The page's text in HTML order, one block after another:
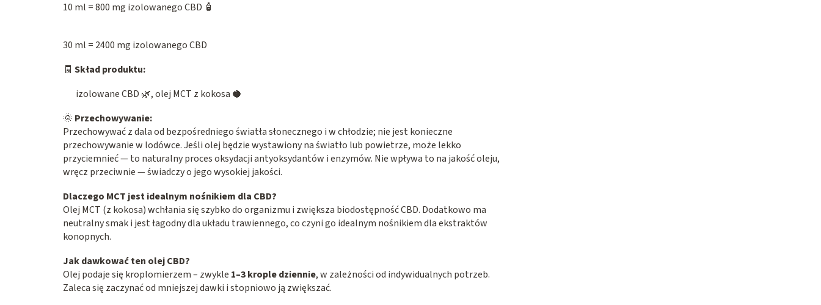
10 ml = 800 mg izolowanego CBD 🧴
30 ml = 2400 mg izolowanego CBD
🧾 Skład produktu:
izolowane CBD 🌿, olej MCT z kokosa 🥥
🌞 Przechowywanie:
Przechowywać z dala od bezpośredniego światła słonecznego i w chłodzie; nie jest konieczne
przechowywanie w lodówce. Jeśli olej będzie wystawiony na światło lub powietrze, może lekko
przyciemnieć — to naturalny proces oksydacji antyoksydantów i enzymów. Nie wpływa to na jakość oleju,
wręcz przeciwnie — świadczy o jego wysokiej jakości.
Dlaczego MCT jest idealnym nośnikiem dla CBD?
Olej MCT (z kokosa) wchłania się szybko do organizmu i zwiększa biodostępność CBD. Dodatkowo ma
neutralny smak i jest łagodny dla układu trawiennego, co czyni go idealnym nośnikiem dla ekstraktów
konopnych.
Jak dawkować ten olej CBD?
Olej podaje się kroplomierzem – zwykle 1–3 krople dziennie, w zależności od indywidualnych potrzeb.
Zaleca się zaczynać od mniejszej dawki i stopniowo ją zwiększać.